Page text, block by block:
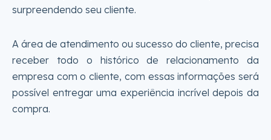
surpreendendo seu cliente.
A área de atendimento ou sucesso do cliente, precisa
receber todo o histórico de relacionamento da
empresa com o cliente, com essas informações será
possível entregar uma experiência incrível depois da
compra.